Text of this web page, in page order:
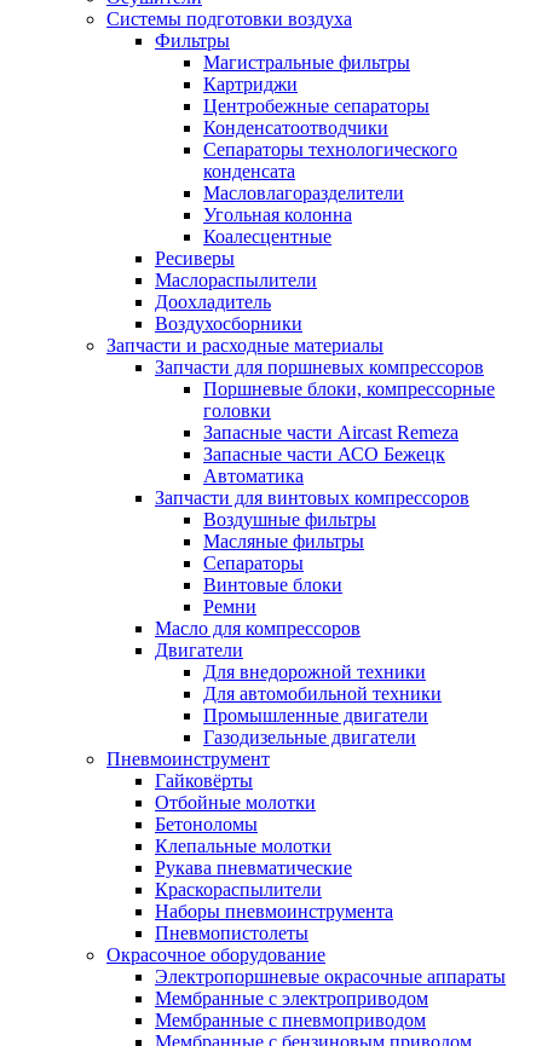
Системы подготовки воздуха
Фильтры
Магистральные фильтры
Картриджи
Центробежные сепараторы
Конденсатоотводчики
Сепараторы технологического
конденсата
Масловлагоразделители
Угольная колонна
Коалесцентные
Ресиверы
Маслораспылители
Доохладитель
Воздухосборники
Запчасти и расходные материалы
Запчасти для поршневых компрессоров
Поршневые блоки, компрессорные
головки
Запасные части Aircast Remeza
Запасные части АСО Бежецк
Автоматика
Запчасти для винтовых компрессоров
Воздушные фильтры
Масляные фильтры
Сепараторы
Винтовые блоки
Ремни
Масло для компрессоров
Двигатели
Для внедорожной техники
Для автомобильной техники
Промышленные двигатели
Газодизельные двигатели
Пневмоинструмент
Гайковёрты
Отбойные молотки
Бетоноломы
Клепальные молотки
Рукава пневматические
Краскораспылители
Наборы пневмоинструмента
Пневмопистолеты
Окрасочное оборудование
Электропоршневые окрасочные аппараты
Мембранные с электроприводом
Мембранные с пневмоприводом
Мембранные с бензиновым приводом